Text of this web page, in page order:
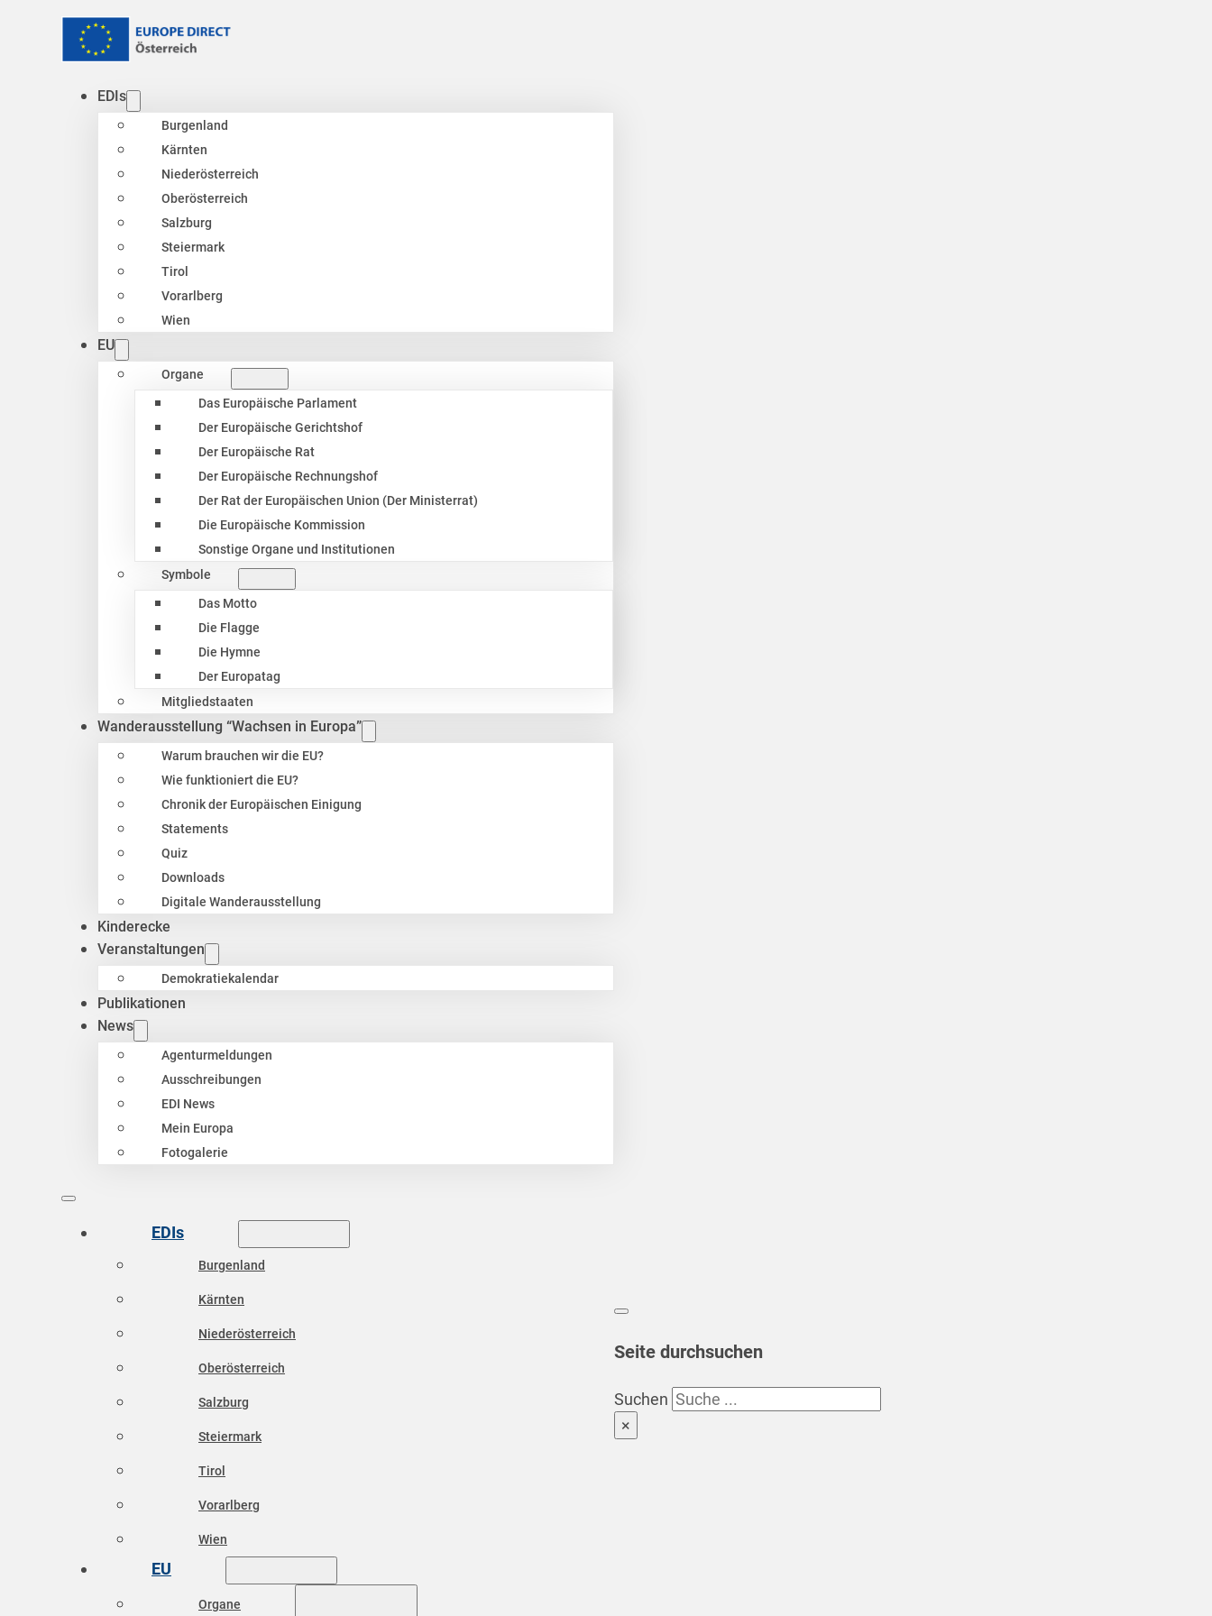
EDIs
Burgenland
Kärnten
Niederösterreich
Oberösterreich
Salzburg
Steiermark
Tirol
Vorarlberg
Wien
EU
Organe
Das Europäische Parlament
Der Europäische Gerichtshof
Der Europäische Rat
Der Europäische Rechnungshof
Der Rat der Europäischen Union (Der Ministerrat)
Die Europäische Kommission
Sonstige Organe und Institutionen
Symbole
Das Motto
Die Flagge
Die Hymne
Der Europatag
Mitgliedstaaten
Wanderausstellung “Wachsen in Europa”
Warum brauchen wir die EU?
Wie funktioniert die EU?
Chronik der Europäischen Einigung
Statements
Quiz
Downloads
Digitale Wanderausstellung
Kinderecke
Veranstaltungen
Demokratiekalendar
Publikationen
News
Agenturmeldungen
Ausschreibungen
EDI News
Mein Europa
Fotogalerie
EDIs
Burgenland
Kärnten
Niederösterreich
Oberösterreich
Salzburg
Steiermark
Tirol
Vorarlberg
Wien
EU
Organe
Seite durchsuchen
Suchen
×